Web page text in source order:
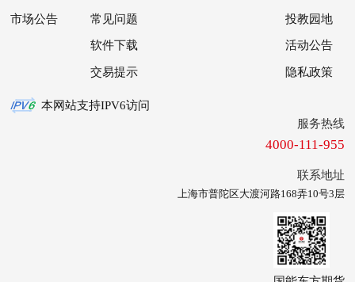
市场公告
常见问题
软件下载
交易提示
投教园地
活动公告
隐私政策
本网站支持IPV6访问
服务热线
4000-111-955
联系地址
上海市普陀区大渡河路168弄10号3层